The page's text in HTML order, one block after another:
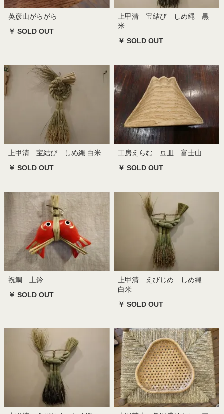
英彦山がらがら
￥ SOLD OUT
上甲清 宝結び しめ縄 黒
米
￥ SOLD OUT
上甲清 宝結び しめ縄 白米
￥ SOLD OUT
工房えらむ 豆皿 富士山
￥ SOLD OUT
祝鯛 土鈴
￥ SOLD OUT
上甲清 えびじめ しめ縄
白米
￥ SOLD OUT